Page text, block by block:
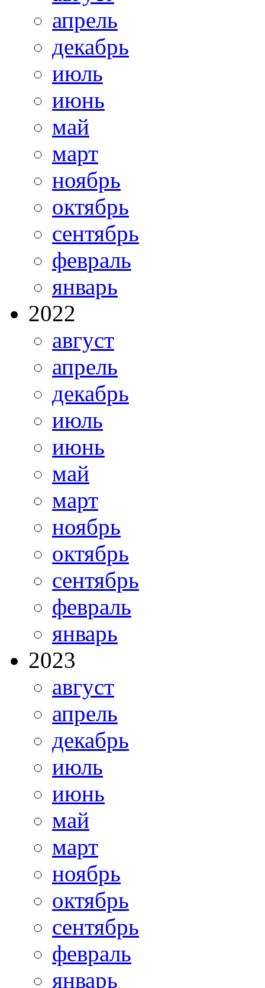
апрель
декабрь
июль
июнь
май
март
ноябрь
октябрь
сентябрь
февраль
январь
2022
август
апрель
декабрь
июль
июнь
май
март
ноябрь
октябрь
сентябрь
февраль
январь
2023
август
апрель
декабрь
июль
июнь
май
март
ноябрь
октябрь
сентябрь
февраль
январь